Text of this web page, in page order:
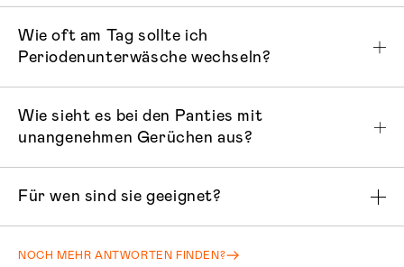
Wie oft am Tag sollte ich
Periodenunterwäsche wechseln?
Wie sieht es bei den Panties mit
unangenehmen Gerüchen aus?
Für wen sind sie geeignet?
NOCH MEHR ANTWORTEN FINDEN?